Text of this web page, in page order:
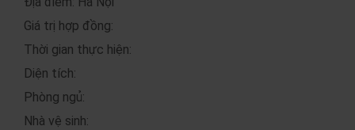
Giá trị hợp đồng:
Thời gian thực hiện:
Diện tích:
Phòng ngủ:
Nhà vệ sinh: